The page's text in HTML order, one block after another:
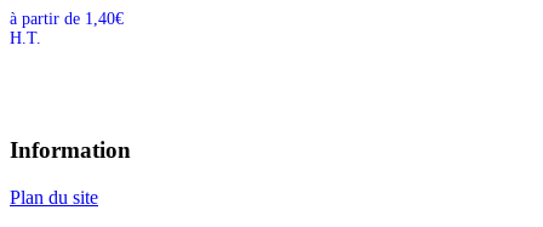
à partir de 1,40€
H.T.
Information
Plan du site